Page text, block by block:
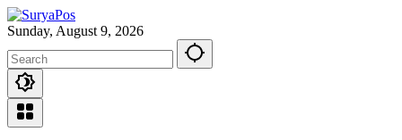
Skip
to
Sunday, August 9, 2026